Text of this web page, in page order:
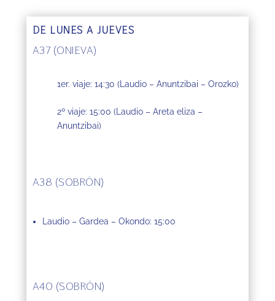
DE LUNES A JUEVES
A37 (ONIEVA)
1er. viaje: 14:30 (Laudio – Anuntzibai – Orozko)
2º viaje: 15:00 (Laudio – Areta eliza –
Anuntzibai)
A38 (SOBRÓN)
Laudio – Gardea – Okondo: 15:00
A40 (SOBRÓN)